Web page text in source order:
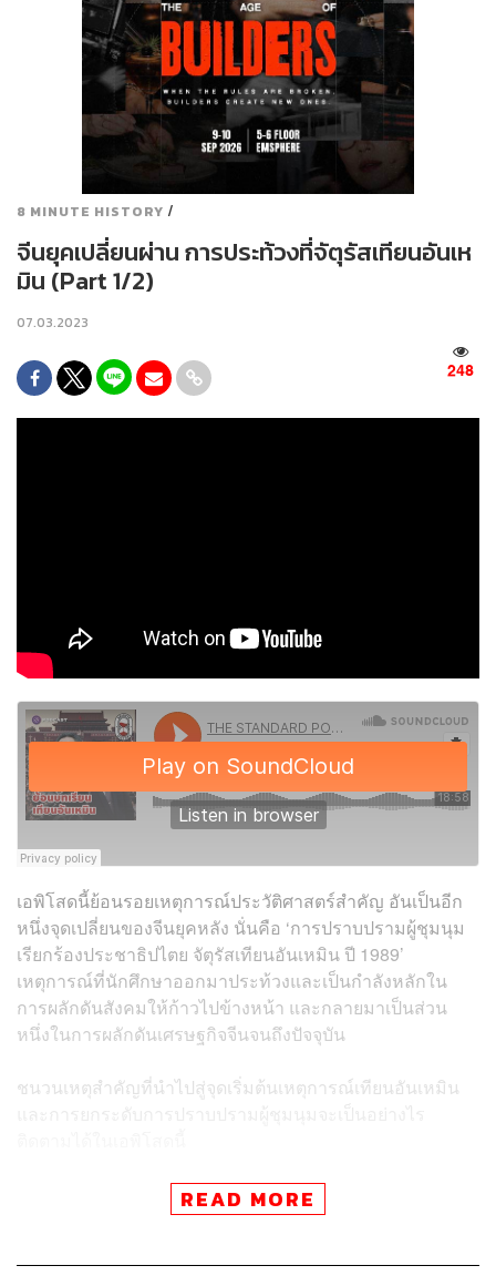
8 MINUTE HISTORY /
จีนยุคเปลี่ยนผ่าน การประท้วงที่จัตุรัสเทียนอันเห
มิน (Part 1/2)
07.03.2023
248
เอพิโสดนี้ย้อนรอยเหตุการณ์ประวัติศาสตร์สำคัญ อันเป็นอีก
หนึ่งจุดเปลี่ยนของจีนยุคหลัง นั่นคือ ‘การปราบปรามผู้ชุมนุม
เรียกร้องประชาธิปไตย จัตุรัสเทียนอันเหมิน ปี 1989’
เหตุการณ์ที่นักศึกษาออกมาประท้วงและเป็นกำลังหลักใน
การผลักดันสังคมให้ก้าวไปข้างหน้า และกลายมาเป็นส่วน
หนึ่งในการผลักดันเศรษฐกิจจีนจนถึงปัจจุบัน
ชนวนเหตุสำคัญที่นำไปสู่จุดเริ่มต้นเหตุการณ์เทียนอันเหมิน
ติดตาม 8 Minutes History
READ MORE